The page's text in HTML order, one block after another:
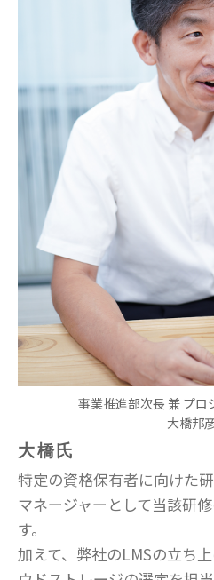
事業推進部次長 兼 プロ
大橋邦
大橋氏
特定の資格保有者に向けた
マネージャーとして当該研
す。
加えて、弊社のLMSの立ち